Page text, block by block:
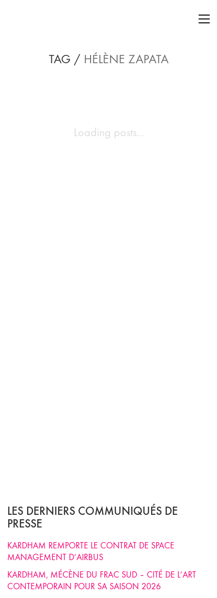
TAG / HÉLÈNE ZAPATA
Loading posts...
LES DERNIERS COMMUNIQUÉS DE
PRESSE
KARDHAM REMPORTE LE CONTRAT DE SPACE
MANAGEMENT D’AIRBUS
KARDHAM, MÉCÈNE DU FRAC SUD – CITÉ DE L’ART
CONTEMPORAIN POUR SA SAISON 2026